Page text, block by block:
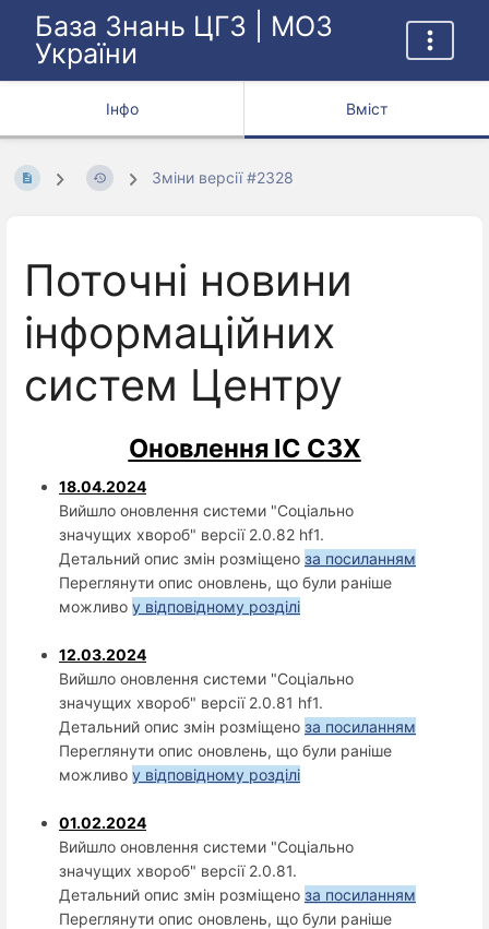
База Знань ЦГЗ | МОЗ
України
Інфо Вміст
Зміни версії #2328
Поточні новини
інформаційних
систем Центру
Оновлення ІС СЗХ
18.04.2024
Вийшло оновлення системи "Соціально
значущих хвороб" версії 2.0.82 hf1.
Детальний опис змін розміщено за посиланням
Переглянути опис оновлень, що були раніше
можливо у відповідному розділі
12.03.2024
Вийшло оновлення системи "Соціально
значущих хвороб" версії 2.0.81 hf1.
Детальний опис змін розміщено за посиланням
Переглянути опис оновлень, що були раніше
можливо у відповідному розділі
01.02.2024
Вийшло оновлення системи "Соціально
значущих хвороб" версії 2.0.81.
Детальний опис змін розміщено за посиланням
Переглянути опис оновлень, що були раніше